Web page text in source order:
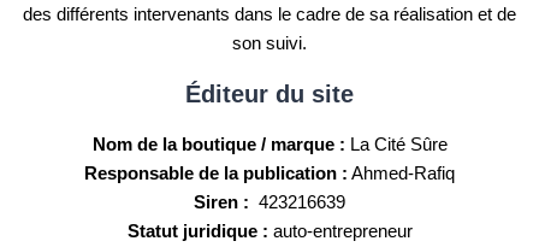
des différents intervenants dans le cadre de sa réalisation et de
son suivi.
Éditeur du site
Nom de la boutique / marque : La Cité Sûre
Responsable de la publication : Ahmed-Rafiq
Siren : 423216639
Statut juridique : auto-entrepreneur